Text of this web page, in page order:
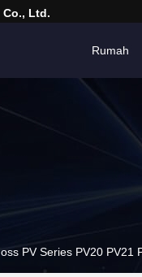
Ltd.
Rumah
PV Series PV20 PV21